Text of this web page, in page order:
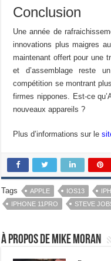
Conclusion
Une année de
innovations plus maigres
maintenant offert pour une
et d’assemblage reste
compétition se montrant
firmes nippones. Est-ce
nouveaux appareils ?
Plus d’informations sur le
Tags APPLE IOS13
IPHONE 11PRO
STEVE
À propos de Mike Moran